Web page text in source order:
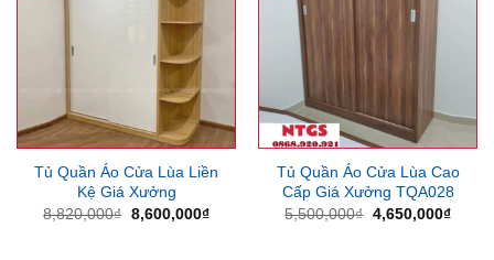
Tủ Quần Áo Cửa Lùa Liền
Kệ Giá Xưởng
8,820,000₫ Giá
8,600,000₫Giá
Tủ Quần Áo Cửa Lùa Cao
Cấp Giá Xưởng TQA028
5,500,000₫ Giá
4,650,000₫Giá